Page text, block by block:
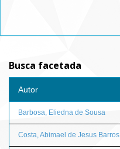
Busca facetada
Autor
Barbosa, Eliedna de Sousa
Costa, Abimael de Jesus Barros